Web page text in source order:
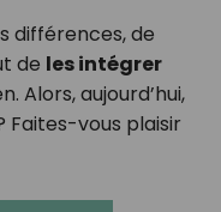
différences, de
de les intégrer
Alors, aujourd’hui,
Faites-vous plaisir